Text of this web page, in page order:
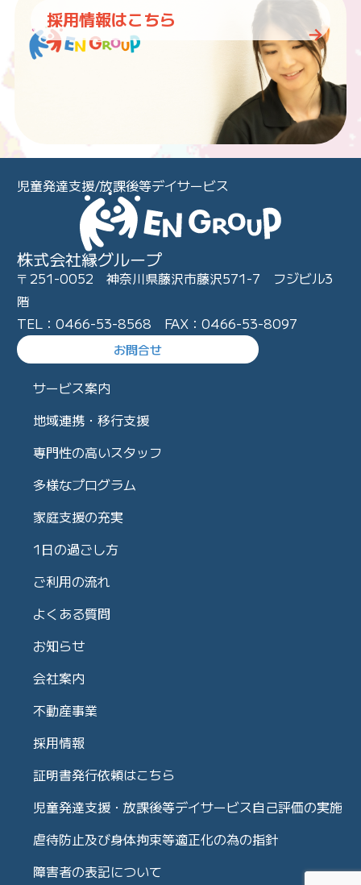
採用情報はこちら
児童発達支援/放課後等デイサービス
株式会社縁グループ
〒251-0052 神奈川県藤沢市藤沢571-7 フジビル3
階
TEL：0466-53-8568 FAX：0466-53-8097
お問合せ
サービス案内
地域連携・移行支援
専門性の高いスタッフ
多様なプログラム
家庭支援の充実
1日の過ごし方
ご利用の流れ
よくある質問
お知らせ
会社案内
不動産事業
採用情報
証明書発行依頼はこちら
児童発達支援・放課後等デイサービス自己評価の実施
虐待防止及び身体拘束等適正化の為の指針
障害者の表記について